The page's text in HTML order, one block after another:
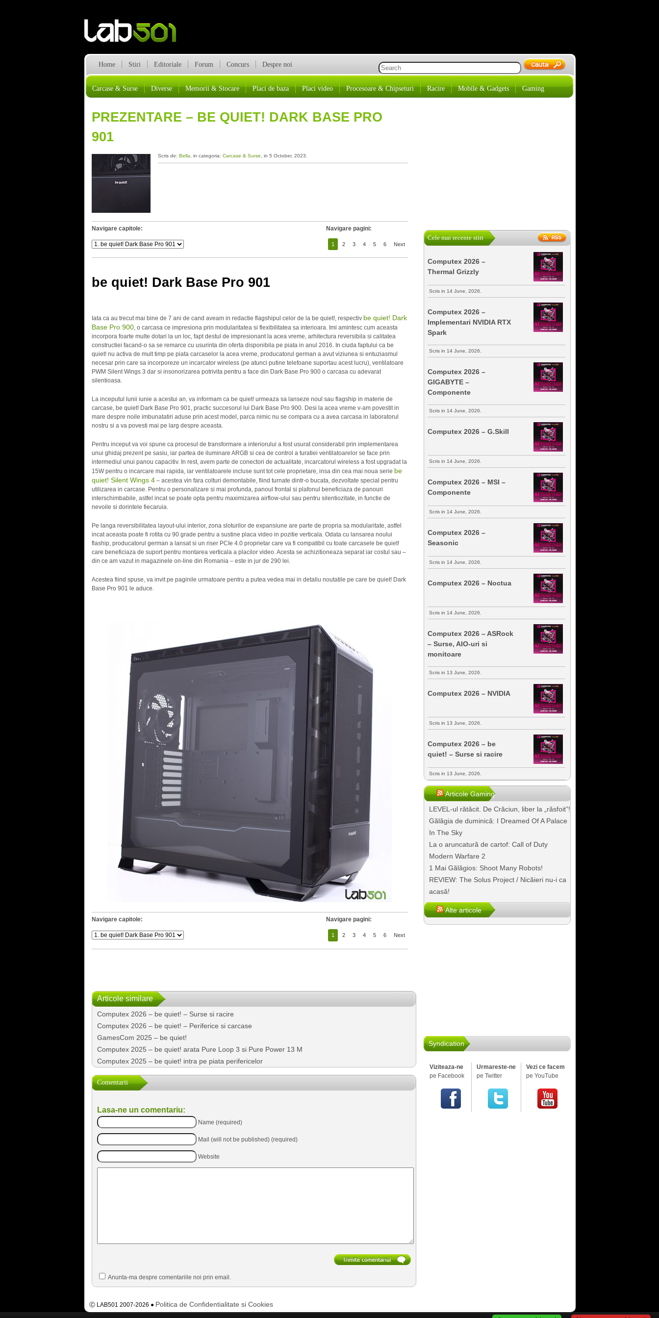
Home Stiri Editoriale Forum Concurs Despre noi
Carcase & Surse Diverse Memorii & Stocare Placi de baza Placi video Procesoare & Chipseturi Racire Mobile & Gadgets Gaming
PREZENTARE – BE QUIET! DARK BASE PRO
901
Scris de: Bella , in categoria: Carcase & Surse , in 5 October, 2023.
Navigare capitole: Navigare pagini:
1 2 3 4 5 6 Next
be quiet! Dark Base Pro 901
Iata ca au trecut mai bine de 7 ani de cand aveam in redactie flagshipul celor de la be quiet!, respectiv be quiet! Dark
Base Pro 900, o carcasa ce impresiona prin modularitatea si flexibilitatea sa interioara. Imi amintesc cum aceasta
incorpora foarte multe dotari la un loc, fapt destul de impresionant la acea vreme, arhitectura reversibila si calitatea
constructiei facand-o sa se remarce cu usurinta din oferta disponibila pe piata in anul 2016. In ciuda faptului ca be
quiet! nu activa de mult timp pe piata carcaselor la acea vreme, producatorul german a avut viziunea si entuziasmul
necesar prin care sa incorporeze un incarcator wireless (pe atunci putine telefoane suportau acest lucru), ventilatoare
PWM Silent Wings 3 dar si insonorizarea potrivita pentru a face din Dark Base Pro 900 o carcasa cu adevarat
silentioasa.
La inceputul lunii iunie a acestui an, va informam ca be quiet! urmeaza sa lanseze noul sau flagship in materie de
carcase, be quiet! Dark Base Pro 901, practic succesorul lui Dark Base Pro 900. Desi la acea vreme v-am povestit in
mare despre noile imbunatatiri aduse prin acest model, parca nimic nu se compara cu a avea carcasa in laboratorul
nostru si a va povesti mai pe larg despre aceasta.
Pentru inceput va voi spune ca procesul de transformare a interiorului a fost usurat considerabil prin implementarea
unui ghidaj prezent pe sasiu, iar partea de iluminare ARGB si cea de control a turatiei ventilatoarelor se face prin
intermediul unui panou capacitiv. In rest, avem parte de conectori de actualitate, incarcatorul wireless a fost upgradat la
15W pentru o incarcare mai rapida, iar ventilatoarele incluse sunt tot cele proprietare, insa din cea mai noua serie be
quiet! Silent Wings 4– acestea vin fara colturi demontabile, fiind turnate dintr-o bucata, dezvoltate special pentru
utilizarea in carcase. Pentru o personalizare si mai profunda, panoul frontal si plafonul beneficiaza de panouri
interschimbabile, astfel incat se poate opta pentru maximizarea airflow-ului sau pentru silentiozitate, in functie de
nevoile si dorintele fiecaruia.
Pe langa reversibilitatea layout-ului interior, zona sloturilor de expansiune are parte de propria sa modularitate, astfel
incat aceasta poate fi rotita cu 90 grade pentru a sustine placa video in pozitie verticala. Odata cu lansarea noului
flaship, producatorul german a lansat si un riser PCIe 4.0 proprietar care va fi compatibil cu toate carcasele be quiet!
care beneficiaza de suport pentru montarea verticala a placilor video. Acesta se achizitioneaza separat iar costul sau –
din ce am vazut in magazinele on-line din Romania – este in jur de 290 lei.
Acestea fiind spuse, va invit pe paginile urmatoare pentru a putea vedea mai in detaliu noutatile pe care be quiet! Dark
Base Pro 901 le aduce.
Navigare capitole: Navigare pagini:
1 2 3 4 5 6 Next
Articole similare
Computex 2026 – be quiet! – Surse si racire
Computex 2026 – be quiet! – Periferice si carcase
GamesCom 2025 – be quiet!
Computex 2025 – be quiet! arata Pure Loop 3 si Pure Power 13 M
Computex 2025 – be quiet! intra pe piata perifericelor
Comentarii
Lasa-ne un comentariu:
Name (required)
Mail (will not be published) (required)
Website
Anunta-ma despre comentariile noi prin email.
Cele mai recente stiri
Computex 2026 –
Thermal Grizzly
Scris in 14 June, 2026.
Computex 2026 –
Implementari NVIDIA RTX
Spark
Scris in 14 June, 2026.
Computex 2026 –
GIGABYTE –
Componente
Scris in 14 June, 2026.
Computex 2026 – G.Skill
Scris in 14 June, 2026.
Computex 2026 – MSI –
Componente
Scris in 14 June, 2026.
Computex 2026 –
Seasonic
Scris in 14 June, 2026.
Computex 2026 – Noctua
Scris in 14 June, 2026.
Computex 2026 – ASRock
– Surse, AIO-uri si
monitoare
Scris in 13 June, 2026.
Computex 2026 – NVIDIA
Scris in 13 June, 2026.
Computex 2026 – be
quiet! – Surse si racire
Scris in 13 June, 2026.
Articole Gaming
LEVEL-ul rătăcit. De Crăciun, liber la „răsfoit”!
Gălăgia de duminică: I Dreamed Of A Palace
In The Sky
La o aruncatură de cartof: Call of Duty
Modern Warfare 2
1 Mai Gălăgios: Shoot Many Robots!
REVIEW: The Solus Project / Nicăieri nu-i ca
acasă!
Alte articole
Syndication
Viziteaza-ne
pe Facebook
Urmareste-ne
pe Twitter
Vezi ce facem
pe YouTube
Ⓒ LAB501 2007-2026 ● Politica de Confidentialitate si Cookies